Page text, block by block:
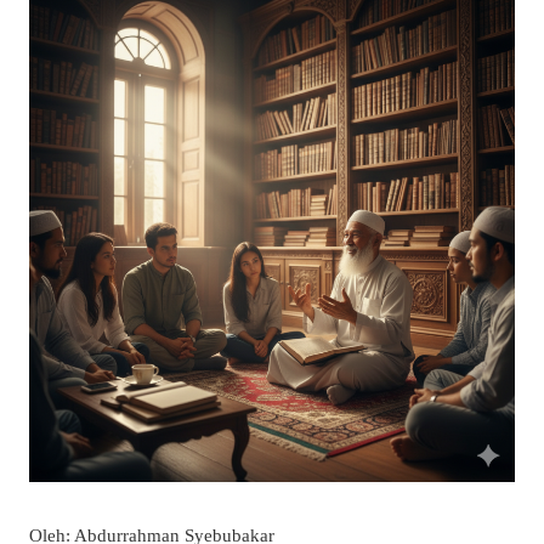
Oleh: Abdurrahman Syebubakar